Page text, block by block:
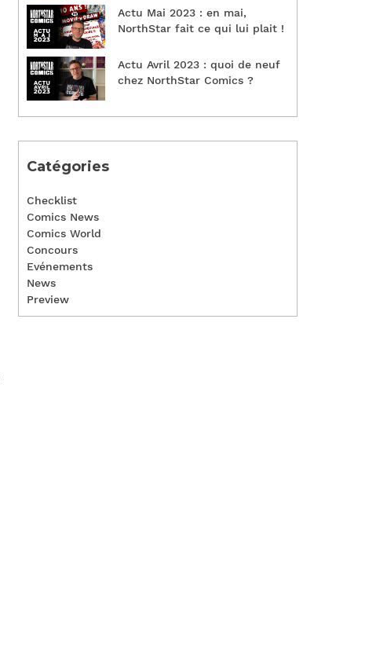
Actu Mai 2023 : en mai,
NorthStar fait ce qui lui plait !
Actu Avril 2023 : quoi de neuf
chez NorthStar Comics ?
Catégories
Checklist
Comics News
Comics World
Concours
Evénements
News
Preview